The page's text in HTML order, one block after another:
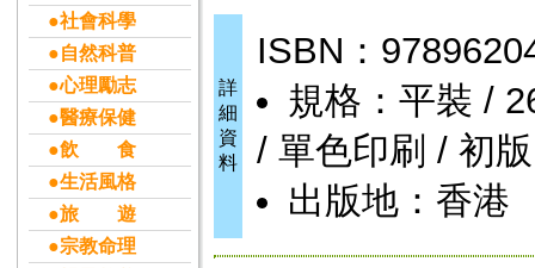
●社會科學
●自然科普
●心理勵志
●醫療保健
●飲 食
●生活風格
●旅 遊
●宗教命理
詳
細
資
料
ISBN：
規格：平裝 /
/ 單色印刷 / 初版
出版地：香港